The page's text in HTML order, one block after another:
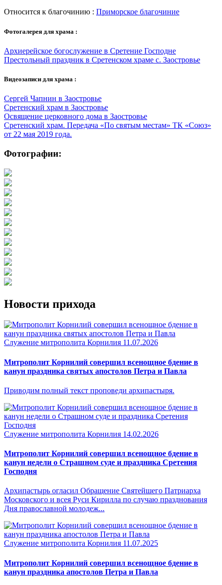
Относится к благочинию : Приморское благочиние
Фотогалерея для храма :
Архиерейское богослужение в Сретение Господне
Престольный праздник в Сретенском храме с. Заостровье
Видеозаписи для храма :
Сергей Чапнин в Заостровье
Сретенский храм в Заостровье
Освящение церковного дома в Заостровье
Сретенский храм. Передача «По святым местам» ТК «Союз»
от 22 мая 2019 года.
Фотографии:
Новости прихода
Служение митрополита Корнилия 11.07.2026
Митрополит Корнилий совершил всенощное бдение в
канун праздника святых апостолов Петра и Павла
Приводим полный текст проповеди архипастыря.
Служение митрополита Корнилия 14.02.2026
Митрополит Корнилий совершил всенощное бдение в
канун недели о Страшном суде и праздника Сретения
Господня
Архипастырь огласил Обращение Святейшего Патриарха
Московского и всея Руси Кирилла по случаю празднования
Дня православной молодеж...
Служение митрополита Корнилия 11.07.2025
Митрополит Корнилий совершил всенощное бдение в
канун праздника апостолов Петра и Павла